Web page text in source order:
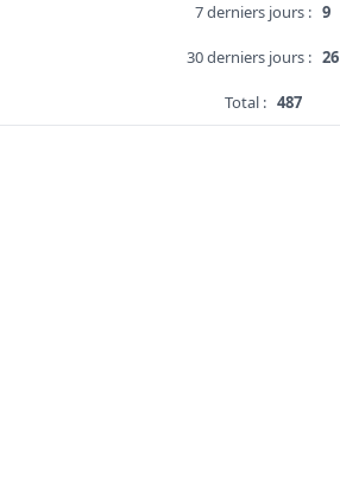
7 derniers jours : 9
30 derniers jours : 26
Total : 487